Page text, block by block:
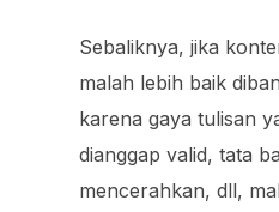
Sebaliknya, jika
malah lebih baik
karena gaya tulisan
dianggap valid, tata
mencerahkan, dll,